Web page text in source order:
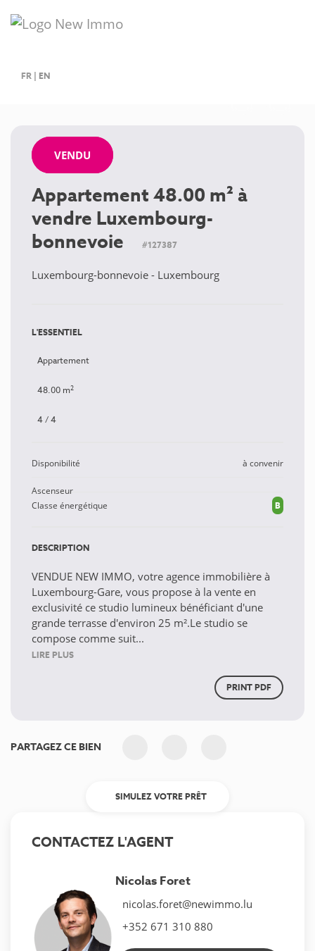
FR | EN
VENDU
VENDU
Appartement 48.00 m² à
vendre Luxembourg-
bonnevoie
#127387
Luxembourg-bonnevoie - Luxembourg
L'ESSENTIEL
Appartement
48.00 m2
4 / 4
Disponibilité à convenir
Ascenseur
Classe énergétique
B
DESCRIPTION
VENDUE NEW IMMO, votre agence immobilière à
Luxembourg-Gare, vous propose à la vente en
exclusivité ce studio lumineux bénéficiant d'une
grande terrasse d'environ 25 m².Le studio se
compose comme suit...
LIRE PLUS
PRINT PDF
PARTAGEZ CE BIEN
SIMULEZ VOTRE PRÊT
CONTACTEZ L'AGENT
Nicolas Foret
nicolas.foret@newimmo.lu
+352 671 310 880